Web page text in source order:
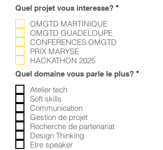
Quel projet vous interesse? *O
r
OMGTD MARTINIQUE
OMGTD GUADELOUPE
CONFERENCES OMGTD
PRIX MARYSE
HACKATHON 2025
Quel domaine vous parle le plus? *O
Atelier tech
Soft skills
Communication
Gestion de projet
Recherche de partenariat
Design Thinking
Etre speaker